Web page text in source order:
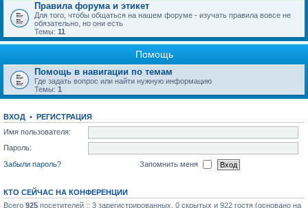
Правила форума и этикет
Для того, чтобы общаться на нашем форуме - изучать правила вовсе не
обязательно, но они есть
Темы: 11
Помощь
Помощь в навигации по темам
Где задать вопрос или найти нужную информацию
Темы: 1
ВХОД •
РЕГИСТРАЦИЯ
Имя пользователя:
Пароль:
Забыли пароль?
Запомнить меня
КТО СЕЙЧАС НА КОНФЕРЕНЦИИ
Всего 925 посетителей :: 3 зарегистрированных, 0 скрытых и 922 гостя (основано на